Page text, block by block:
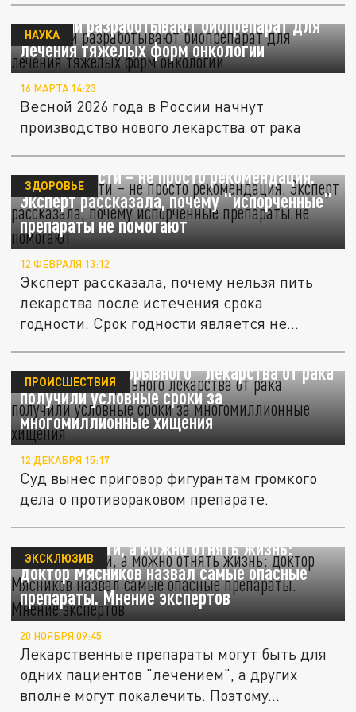
В России разработывают биопрепарат для
лечения тяжелых форм онкологии
НАУКА
16 МАРТА 14:23
Весной 2026 года в России начнут
производство нового лекарства от рака
Срок годности – не просто рекомендация.
Эксперт рассказала, почему "испорченные"
препараты не помогают
ЗДОРОВЬЕ
12 ФЕВРАЛЯ 13:12
Эксперт рассказала, почему нельзя пить
лекарства после истечения срока
годности. Срок годности является не...
Создатели "прорывного" лекарства от рака
получили условные сроки за
многомиллионные хищения
ПРОИСШЕСТВИЯ
12 ДЕКАБРЯ 15:17
Суд вынес приговор фигурантам громкого
дела о противораковом препарате.
Можно спасти, а можно отнять жизнь:
доктор Мясников назвал самые опасные
препараты. Мнение экспертов
ЭКСКЛЮЗИВ
20 НОЯБРЯ 09:45
Лекарственные препараты могут быть для
одних пациентов "лечением", а других
вполне могут покалечить. Поэтому...